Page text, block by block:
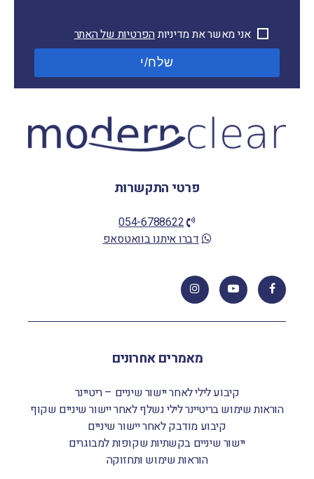
אני מאשר את מדיניותהפרטיות של האתר
פרטי התקשרות
054-6788622
דברו איתנו בוואטסאפ
מאמרים אחרונים
קיבוע לילי לאחר יישור שיניים – ריטיינר
הוראות שימוש בריטיינר לילי נשלף לאחר יישור שיניים שקוף
קיבוע מודבק לאחר יישור שיניים
יישור שיניים בקשתיות שקופות למבוגרים
הוראות שימוש ותחזוקה